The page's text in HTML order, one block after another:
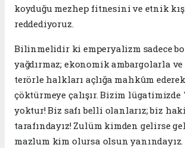
koyduğu mezhep fitnesini ve etnik
reddediyoruz.
Bilinmelidir ki emperyalizm sadece
yağdırmaz; ekonomik ambargolarla
terörle halkları açlığa mahkûm
çöktürmeye çalışır. Bizim lügatimizde
yoktur! Biz safı belli olanlarız; biz
tarafındayız! Zulüm kimden gelirse
mazlum kim olursa olsun yanındayız.